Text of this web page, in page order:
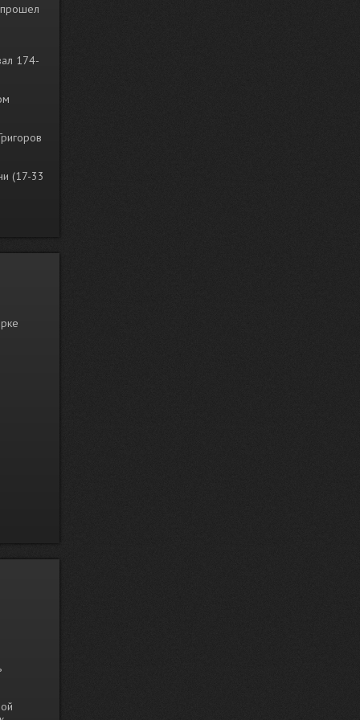
прошел
174-
(17-33